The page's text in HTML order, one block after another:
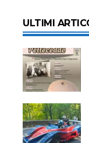
ULTIMI